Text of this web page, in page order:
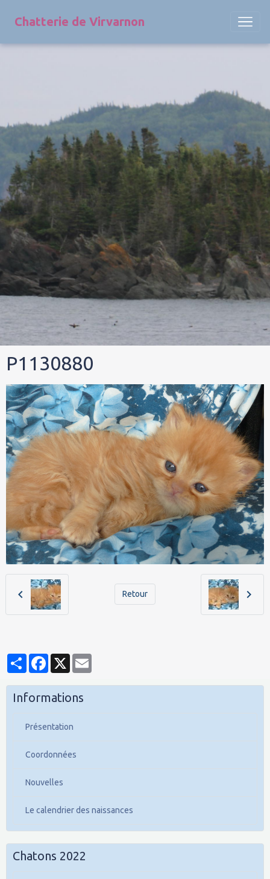
Chatterie de Virvarnon
P1130880
Retour
PartagerFacebook
X
Informations
Présentation
Coordonnées
Nouvelles
Le calendrier des naissances
Chatons 2022